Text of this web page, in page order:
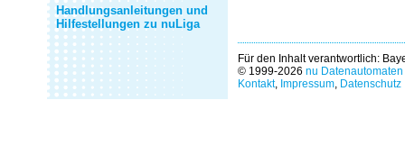
Handlungsanleitungen und
Hilfestellungen zu nuLiga
Für den Inhalt verantwortlich:
© 1999-2026 nu
Kontakt, Impressum, Datenschutz